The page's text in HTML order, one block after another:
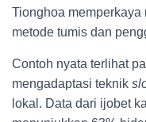
Tionghoa memperkaya
metode tumis dan
Contoh nyata terlihat
mengadaptasi teknik
lokal. Data dari ijobet